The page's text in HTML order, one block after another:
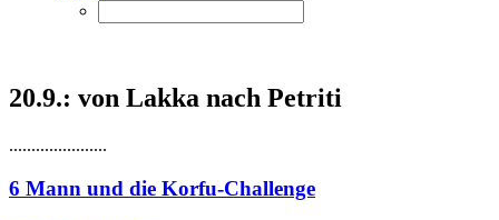
20.9.: von Lakka nach Petriti
......................
6 Mann und die Korfu-Challenge